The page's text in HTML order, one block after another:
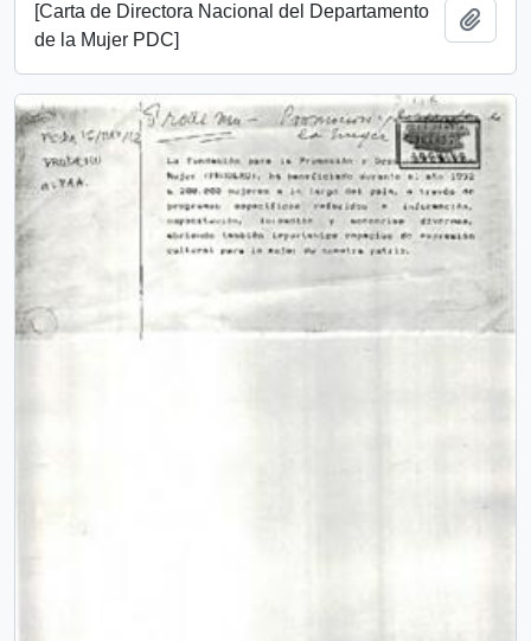
[Carta de Directora Nacional del Departamento
de la Mujer PDC]